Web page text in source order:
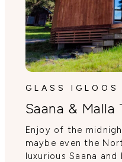
GLASS IGLOOS
Saana & Malla
Enjoy of the
maybe even the
luxurious Saana and